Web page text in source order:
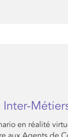
Inter-
en réalité